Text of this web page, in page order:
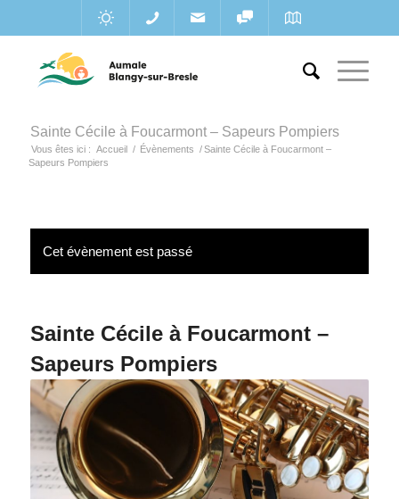
Sainte Cécile à Foucarmont – Sapeurs Pompiers
Vous êtes ici : Accueil / Évènements / Sainte Cécile à Foucarmont –
Sapeurs Pompiers
Cet évènement est passé
Sainte Cécile à Foucarmont –
Sapeurs Pompiers